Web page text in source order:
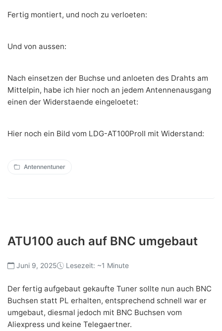
Fertig montiert, und noch zu verloeten:
Und von aussen:
Nach einsetzen der Buchse und anloeten des Drahts am
Mittelpin, habe ich hier noch an jedem Antennenausgang
einen der Widerstaende eingeloetet:
Hier noch ein Bild vom LDG-AT100ProII mit Widerstand:
Antennentuner
ATU100 auch auf BNC umgebaut
Juni 9, 2025 Lesezeit: ~1 Minute
Der fertig aufgebaut gekaufte Tuner sollte nun auch BNC
Buchsen statt PL erhalten, entsprechend schnell war er
umgebaut, diesmal jedoch mit BNC Buchsen vom
Aliexpress und keine Telegaertner.